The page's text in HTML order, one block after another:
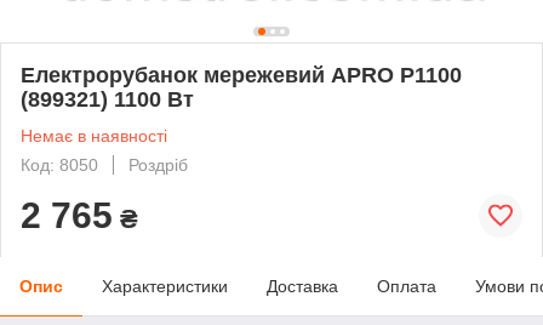
Електрорубанок мережевий APRO P1100
(899321) 1100 Вт
Немає в наявності
Код: 8050
Роздріб
2 765 ₴
Опис Характеристики Доставка Оплата Умови